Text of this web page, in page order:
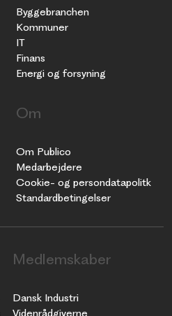
Byggebranchen
Kommuner
IT
Finans
Energi og forsyning
Om
Om Publico
Medarbejdere
Cookie- og persondatapolitk
Standardbetingelser
Medlemskaber
Dansk Industri